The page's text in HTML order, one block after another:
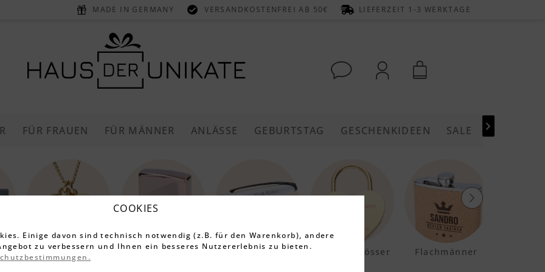
MADE IN GERMANY VERSANDKOSTENFREI AB 50€ LIEFERZEIT 1-3 WERKTAGE
FÜR FRAUEN FÜR MÄNNER ANLÄSSE GEBURTSTAG GESCHENKIDEEN SALE 
Halsketten Feuerzeuge Schreibgeräte Liebesschlösser Flachmänner Schneidebretter
COOKIES
Einige davon sind technisch notwendig (z.B. für den Warenkorb), andere
zu verbessern und Ihnen ein besseres Nutzererlebnis zu bieten.